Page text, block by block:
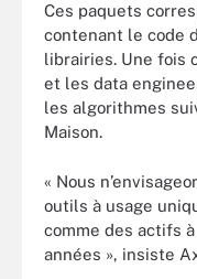
Ces paquets
contenant le code
librairies. Une fois
et les data
les algorithmes
Maison.
« Nous
outils à usage
comme des actifs
années », insiste